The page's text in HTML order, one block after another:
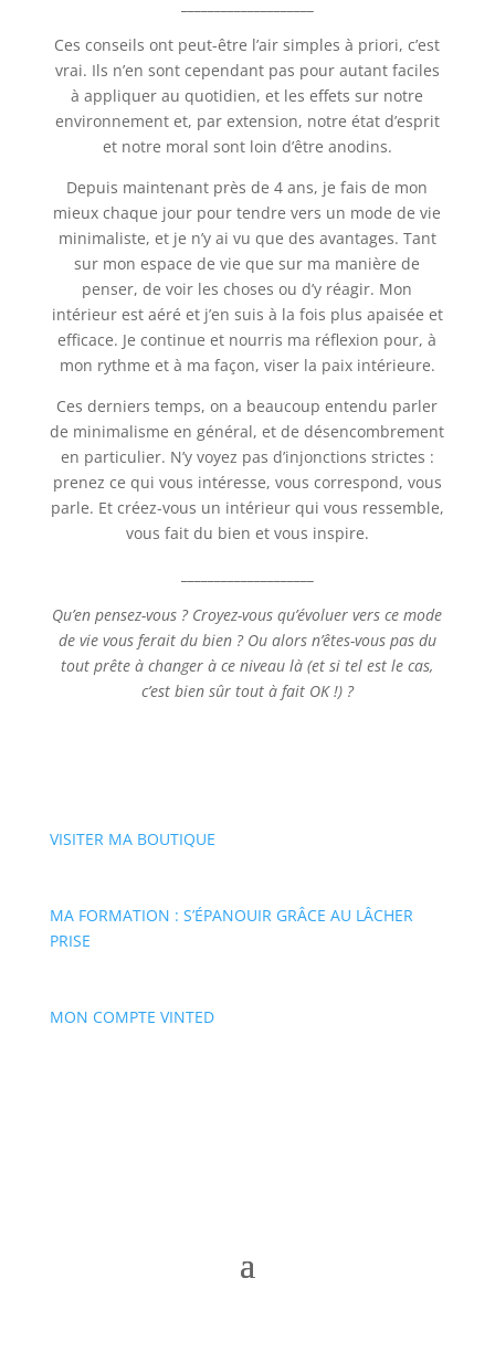
Ces conseils ont peut-être l’air simples à priori, c’est
vrai. Ils n’en sont cependant pas pour autant faciles
à appliquer au quotidien, et les effets sur notre
environnement et, par extension, notre état d’esprit
et notre moral sont loin d’être anodins.
Depuis maintenant près de 4 ans, je fais de mon
mieux chaque jour pour tendre vers un mode de vie
minimaliste, et je n’y ai vu que des avantages. Tant
sur mon espace de vie que sur ma manière de
penser, de voir les choses ou d’y réagir. Mon
intérieur est aéré et j’en suis à la fois plus apaisée et
efficace. Je continue et nourris ma réflexion pour, à
mon rythme et à ma façon, viser la paix intérieure.
Ces derniers temps, on a beaucoup entendu parler
de minimalisme en général, et de désencombrement
en particulier. N’y voyez pas d’injonctions strictes :
prenez ce qui vous intéresse, vous correspond, vous
parle. Et créez-vous un intérieur qui vous ressemble,
vous fait du bien et vous inspire.
Qu’en pensez-vous ? Croyez-vous qu’évoluer vers ce mode
de vie vous ferait du bien ? Ou alors n’êtes-vous pas du
tout prête à changer à ce niveau là (et si tel est le cas,
c’est bien sûr tout à fait OK !) ?
VISITER MA BOUTIQUE
MA FORMATION : S’ÉPANOUIR GRÂCE AU LÂCHER
PRISE
MON COMPTE VINTED